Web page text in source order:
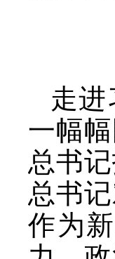
走
一幅
总书
总书
作为